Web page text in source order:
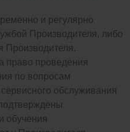
и регулярно
Производителя, либо
Производителя.
право проведения
по вопросам
обслуживания
обучения